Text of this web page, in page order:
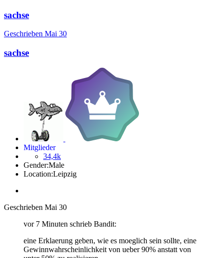
sachse
Geschrieben Mai 30
sachse
Mitglieder
34,4k
Gender:Male
Location:Leipzig
Geschrieben Mai 30
vor 7 Minuten schrieb Bandit:
eine Erklaerung geben, wie es moeglich sein sollte, eine
Gewinnwahrscheinlichkeit von ueber 90% anstatt von